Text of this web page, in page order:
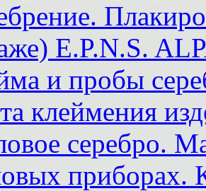
E.P.N.S.
и пробы
клеймения
серебро.
приборах.